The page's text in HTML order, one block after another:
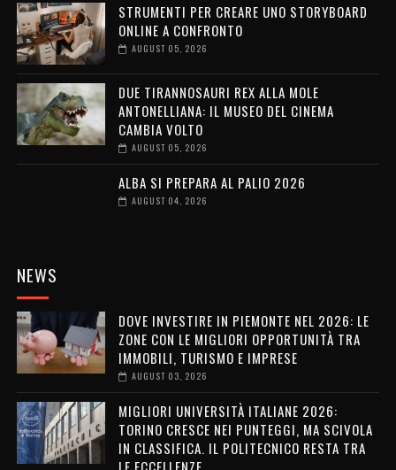
STRUMENTI PER CREARE UNO STORYBOARD
ONLINE A CONFRONTO
AUGUST 05, 2026
DUE TIRANNOSAURI REX ALLA MOLE
ANTONELLIANA: IL MUSEO DEL CINEMA
CAMBIA VOLTO
AUGUST 05, 2026
ALBA SI PREPARA AL PALIO 2026
AUGUST 04, 2026
NEWS
DOVE INVESTIRE IN PIEMONTE NEL 2026: LE
ZONE CON LE MIGLIORI OPPORTUNITÀ TRA
IMMOBILI, TURISMO E IMPRESE
AUGUST 03, 2026
MIGLIORI UNIVERSITÀ ITALIANE 2026:
TORINO CRESCE NEI PUNTEGGI, MA SCIVOLA
IN CLASSIFICA. IL POLITECNICO RESTA TRA